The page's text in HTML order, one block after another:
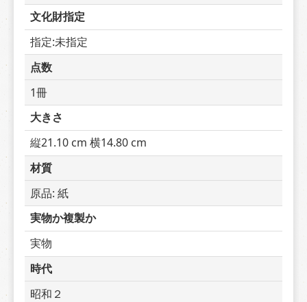
文化財指定
指定:未指定
点数
1冊
大きさ
縦21.10 cm 横14.80 cm
材質
原品: 紙
実物か複製か
実物
時代
昭和２